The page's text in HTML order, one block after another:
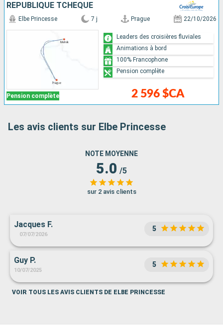
RÉPUBLIQUE TCHÈQUE
Pension complète
Elbe Princesse 7 j Prague 22/10/2026
2 596 $CA
Leaders des croisières fluviales
Animations à bord
100% Francophone
Pension complète
Les avis clients sur Elbe Princesse
NOTE MOYENNE
5.0 /5
sur 2 avis clients
Jacques F.
07/07/2026
5
Guy P.
10/07/2025
5
VOIR TOUS LES AVIS CLIENTS DE ELBE PRINCESSE